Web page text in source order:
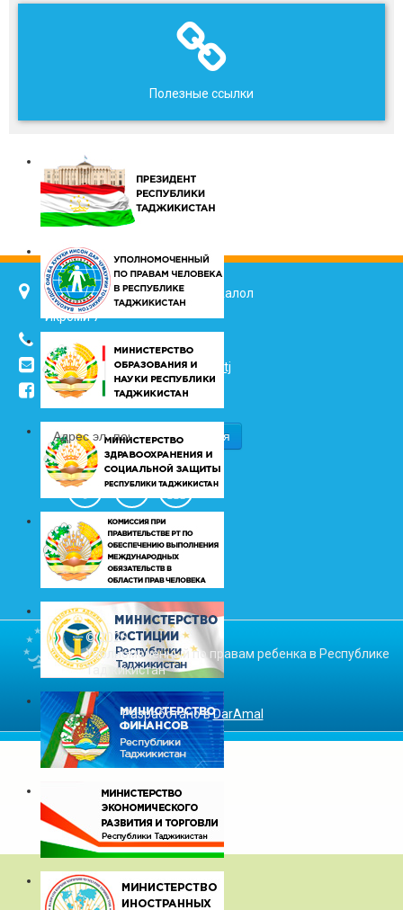
Полезные ссылки
734025, г. Душанбе, улица Джалол
Икроми 7
(+992 37) 2217352
info@vhk.tj
info@ombudsman.tj
/kudakon
© 2026
Уполномоченный по правам ребенка в Республике
Таджикистан
Разработано вDarAmal